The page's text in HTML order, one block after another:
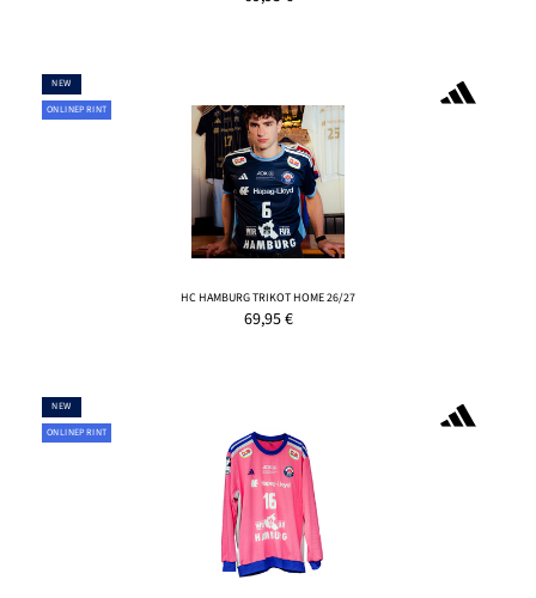
NEW
ONLINEPRINT
HC HAMBURG TRIKOT HOME 26/27
69,95€
NEW
ONLINEPRINT